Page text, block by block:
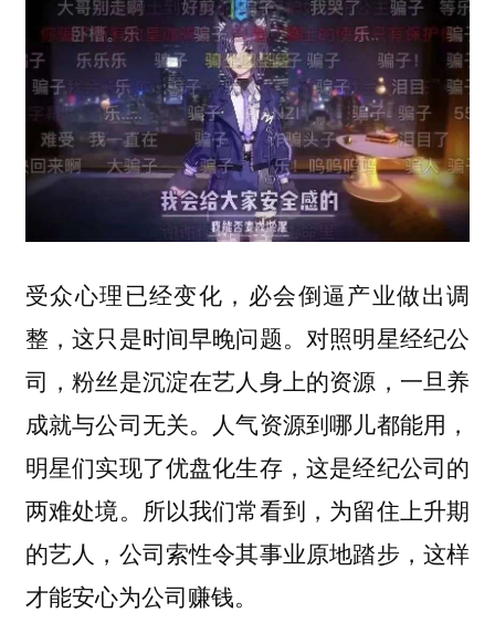
受众心理已经变化，必会倒逼产业做出调
整，这只是时间早晚问题。对照明星经纪公
司，粉丝是沉淀在艺人身上的资源，一旦养
成就与公司无关。人气资源到哪儿都能用，
明星们实现了优盘化生存，这是经纪公司的
两难处境。所以我们常看到，为留住上升期
的艺人，公司索性令其事业原地踏步，这样
才能安心为公司赚钱。